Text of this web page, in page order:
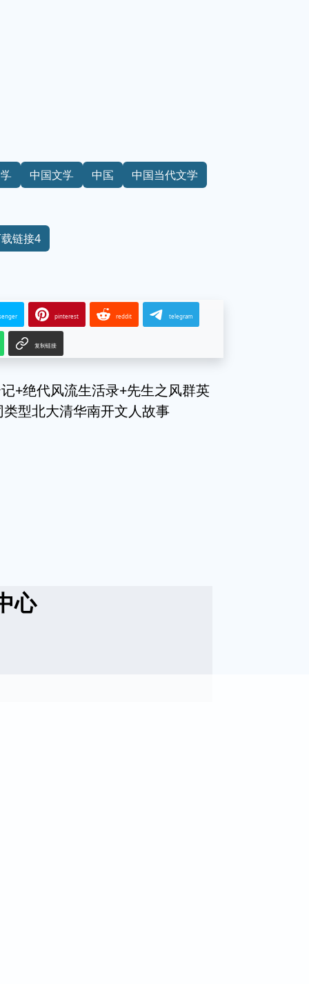
中国文学 中国 中国当代文学
链接4
pinterest reddit telegram
复制链接
+绝代风流生活录+先生之风群英
型北大清华南开文人故事
心